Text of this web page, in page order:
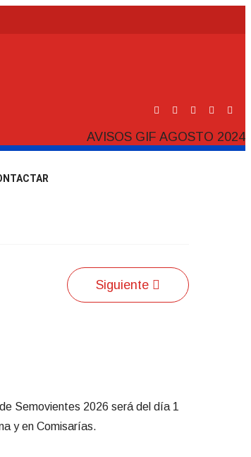
Siguiente
Semovientes 2026 será del día 1
y en Comisarías.